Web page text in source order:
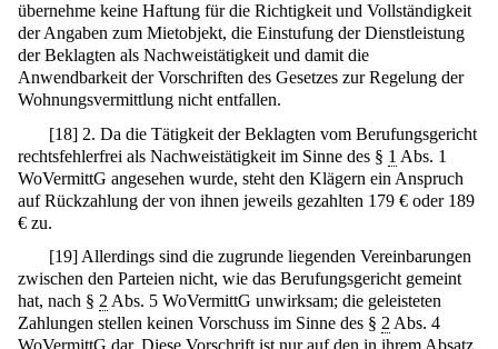
übernehme keine Haftung für die Richtigkeit und Vollständigkeit
der Angaben zum Mietobjekt, die Einstufung der Dienstleistung
der Beklagten als Nachweistätigkeit und damit die
Anwendbarkeit der Vorschriften des Gesetzes zur Regelung der
Wohnungsvermittlung nicht entfallen.
[18] 2. Da die Tätigkeit der Beklagten vom Berufungsgericht
rechtsfehlerfrei als Nachweistätigkeit im Sinne des § 1 Abs. 1
WoVermittG angesehen wurde, steht den Klägern ein Anspruch
auf Rückzahlung der von ihnen jeweils gezahlten 179 € oder 189
€ zu.
[19] Allerdings sind die zugrunde liegenden Vereinbarungen
zwischen den Parteien nicht, wie das Berufungsgericht gemeint
hat, nach § 2Abs. 5 WoVermittG unwirksam; die geleisteten
Zahlungen stellen keinen Vorschuss im Sinne des § 2Abs. 4